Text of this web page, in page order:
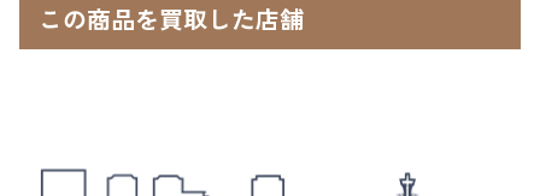
この商品を買取した店舗